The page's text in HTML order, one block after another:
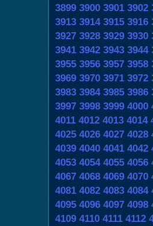
3899 3900 3901 3902
3913 3914 3915 3916
3927 3928 3929 3930
3941 3942 3943 3944
3955 3956 3957 3958
3969 3970 3971 3972
3983 3984 3985 3986
3997 3998 3999 4000
4011 4012 4013 4014
4025 4026 4027 4028
4039 4040 4041 4042
4053 4054 4055 4056
4067 4068 4069 4070
4081 4082 4083 4084
4095 4096 4097 4098
4109 4110 4111 4112